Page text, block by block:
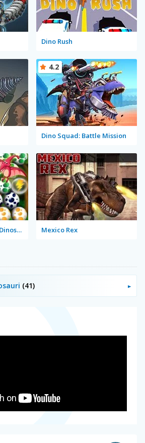
Dino Rush
Dino Squad: Battle Mission
4.2
Egg Shooter: Bubble Dinosaur Mexico Rex
(41)